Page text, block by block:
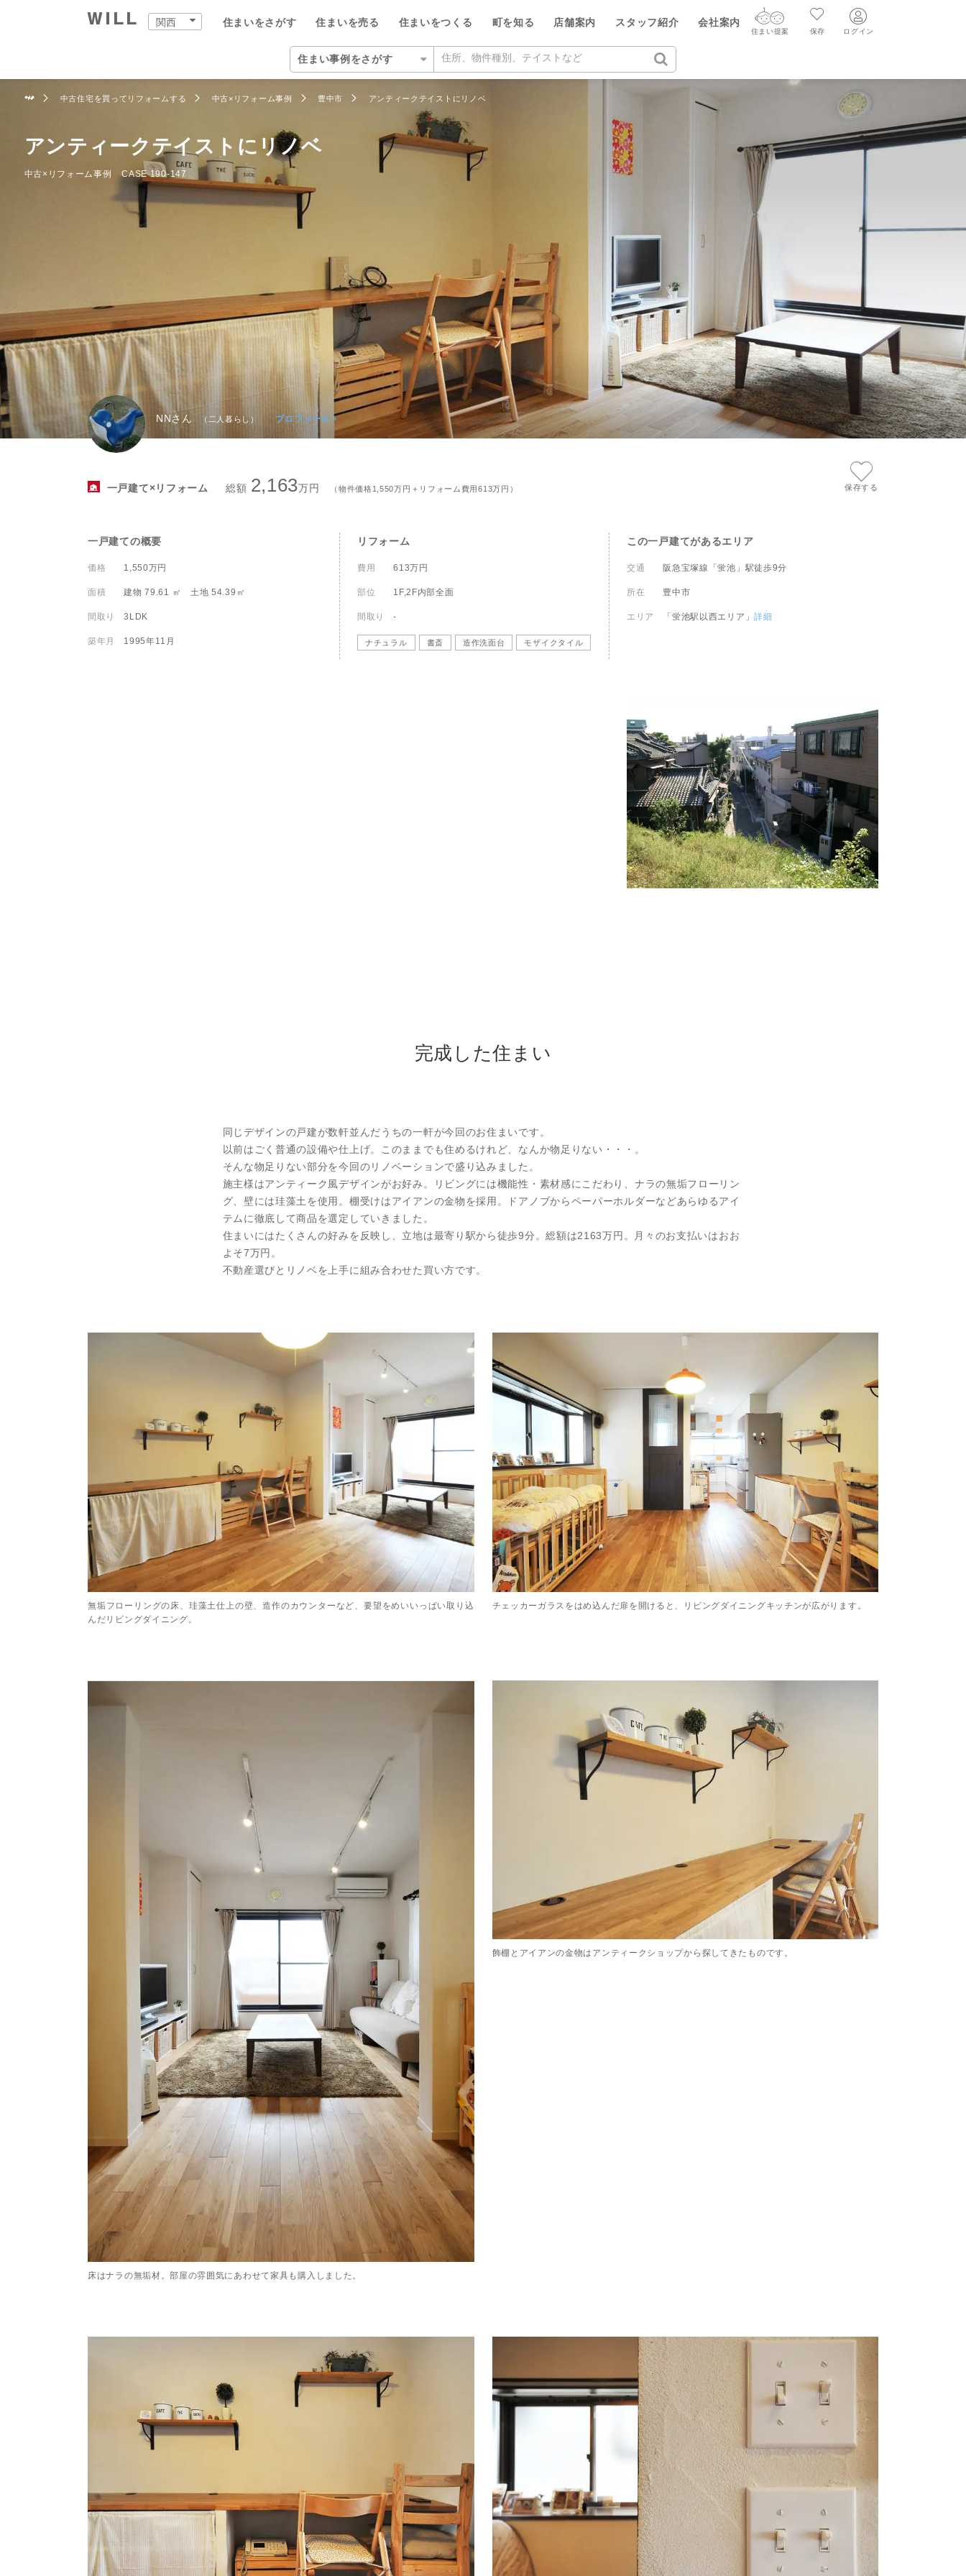
関西 住まいをさがす 住まいを売る 住まいをつくる 町を知る 店舗案内 スタッフ紹介 会社案内
ログイン
保存
住まい提案
住まい事例をさがす
住まいをさがす
住まい事例をさがす
街・施設をさがす
スタッフをさがす
AIウィルくんの提案
AI査定・チャット相談する
不動産エージェントの提案
相場データを依頼する
新規会員登録
住まいをさがす（関西） TOP
物件を検索する
住所からさがす
沿線・駅からさがす
学校区からさがす
特徴からさがす
投資用物件をさがす
新着物件をさがす
価格変更物件をさがす
設備からさがす
シンプル検索
AIでさがす
平日の家探しで仲介手数料30%OFF
買替えシミュレーション
買替え成功のポイント
不動産相場価格推定システム
購入時・購入後のサポート
不動産用語
住まいをさがすときに役立つ読みもの
購入に関する問合せ
住まいを売る（関西） TOP
相場と買いたい人を調べる
ウィルが選ばれる5つの理由
仲介手数料が最大半額
買いたい人が集まる3つの理由
住まいの魅力を引き出す宣伝力
チームで売却をサポート
建物の検査と保証サービス
相場データ提供サービス
買替えシミュレーション
お客さまの声（売却）
売主さま向けのサービス
割引サービスの案内
住まいを売るときに役立つ読みもの
不動産売却の流れ
売却依頼時の契約の種類
売却成功のコツ
買替え成功のポイント
不動産の売却Q&A
マンガで分かる住まいの売却
ピッタリ売却スタイル診断
売却に関する問合せ
中古×リフォーム
中古×リフォーム（関西） TOP
リフォーム事例集
中古×リフォームとは
ウィルが選ばれる理由
チームワークで住まい作りをサポート
リフォーム一体型住宅ローン
工事の様子を共有するイエナカログ
安心の自社施工・自社管理体制
お客さまの声（リフォーム）
購入時・購入後のサポート
リフォームするときに役立つ読みもの
リフォームに関する問合せ
町を知る（関西） TOP
兵庫県
宝塚市
尼崎市
伊丹市
川西市
川辺郡猪名川町
神戸市東灘区
神戸市灘区
豊能郡豊能町
茨木市
摂津市
高槻市
関西の店舗一覧 TOP
兵庫県
宝塚本店
西宮営業所
岡本営業所
塚口営業所
伊丹営業所
川西営業所
茨木営業所
高槻営業所
本町営業所
ウィルグループの全スタッフ TOP
住まい・暮らしのサポート
ウィルのスタッフ
ウィル空間デザインのスタッフ
ウィルフィナンシャルコミュニケーシ
デザイン・コンサルティング
ウィルスタジオのスタッフ
企業情報
企業情報 TOP
会社概要
トップメッセージ
開発分譲実績
本社へのアクセス
採用情報
CSR活動
ウィルのストーリー
会社への問合せ
事業紹介
事業紹介
ワンストップサービス
不動産流通事業
リフォーム・リノベーション事業
開発分譲事業
ファイナンシャルプランニング事業
家具事業
賃貸事業
広告代理・クリエイティブ事業
コンサルティング事業
決算発表
IRカレンダー
IRライブラリー
電子公告
株式関連情報
会社見学会
IRに関する問合せ
ニュースリリース
すべてのニュースリリース
中古住宅を買ってリフォームする 中古×リフォーム事例 豊中市 アンティークテイストにリノベ
アンティークテイストにリノベ
中古×リフォーム事例 CASE 190-147
NNさん （二人暮らし） プロフィール
一戸建て×リフォーム 総額 2,163万円 （物件価格1,550万円＋リフォーム費用613万円） 保存する
一戸建ての概要
価格 1,550万円
面積 建物 79.61 ㎡ 土地 54.39㎡
間取り 3LDK
築年月 1995年11月
リフォーム
費用 613万円
部位 1F,2F内部全面
間取り -
ナチュラル 書斎 造作洗面台 モザイクタイル
この一戸建てがあるエリア
交通 阪急宝塚線「蛍池」駅徒歩9分
所在 豊中市
エリア 「蛍池駅以西エリア」詳細
完成した住まい
同じデザインの戸建が数軒並んだうちの一軒が今回のお住まいです。
以前はごく普通の設備や仕上げ。このままでも住めるけれど、なんか物足りない・・・。
そんな物足りない部分を今回のリノベーションで盛り込みました。
施主様はアンティーク風デザインがお好み。リビングには機能性・素材感にこだわり、ナラの無垢フローリン
グ、壁には珪藻土を使用。棚受けはアイアンの金物を採用。ドアノブからペーパーホルダーなどあらゆるアイ
テムに徹底して商品を選定していきました。
住まいにはたくさんの好みを反映し、立地は最寄り駅から徒歩9分。総額は2163万円。月々のお支払いはおお
よそ7万円。
不動産選びとリノベを上手に組み合わせた買い方です。
無垢フローリングの床、珪藻土仕上の壁、造作のカウンターなど、要望をめいいっぱい取り込
んだリビングダイニング。
チェッカーガラスをはめ込んだ扉を開けると、リビングダイニングキッチンが広がります。
床はナラの無垢材。部屋の雰囲気にあわせて家具も購入しました。
飾棚とアイアンの金物はアンティークショップから探してきたものです。